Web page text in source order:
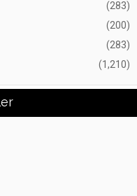
(283)
(200)
(283)
(1,210)